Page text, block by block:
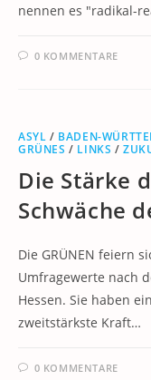
nennen es "radikal-
0 KOMMENTARE
ASYL / BADEN-
GRÜNES / LINKS /
Die Stärke
Schwäche
Die GRÜNEN feiern
Umfragewerte nach
Hessen. Sie haben
zweitstärkste Kraft…
0 KOMMENTARE